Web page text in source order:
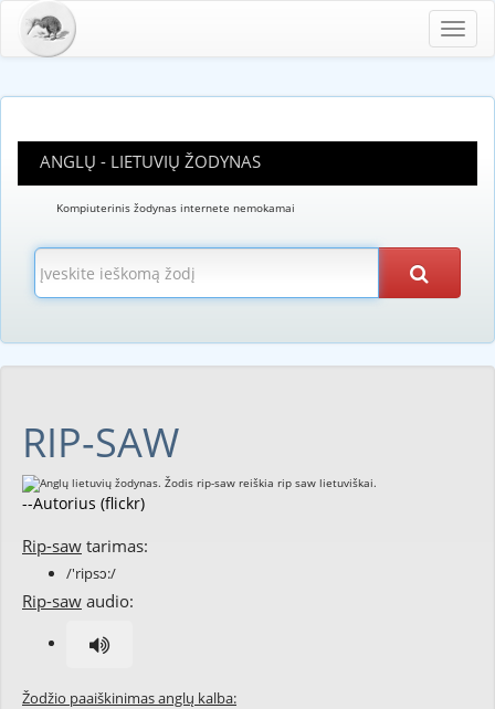
ANGLŲ - LIETUVIŲ ŽODYNAS
Kompiuterinis žodynas internete nemokamai
RIP-SAW
--Autorius (flickr)
Rip-saw tarimas:
/'ripsɔ:/
Rip-saw audio:
Žodžio paaiškinimas anglų kalba: